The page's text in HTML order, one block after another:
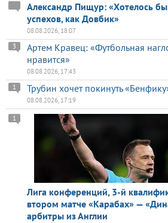
Александр Пищур: «Хотелось бы
успехов, как Довбик»
08.08.2026, 18:07
Артем Кравец: «Футбольная
нравится»
3
08.08.2026, 17:43
Трубин хочет покинуть
1
08.08.2026, 17:19
Лига конференций, 3-й
втором матче «Карабах» —
арбитры из Англии
1